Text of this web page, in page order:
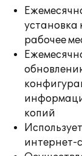
установка
рабочее
копий
интернет-